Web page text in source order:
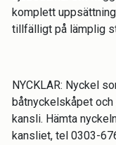
komplett
tillfälligt på lämplig
NYCKLAR: Nyckel
båtnyckelskåpet och
kansli. Hämta
kansliet, tel 0303-